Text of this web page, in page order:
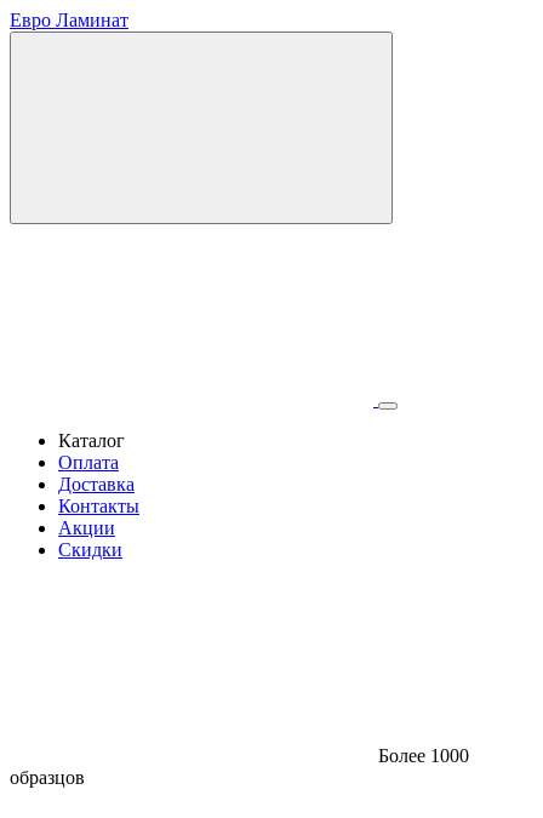
Евро Ламинат
Каталог
Оплата
Доставка
Контакты
Акции
Скидки
Более 1000
образцов